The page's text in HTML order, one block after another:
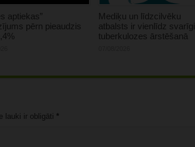
aptiekas”
pērn pieaudzis
Mediķu un līdzcilvēku
atbalsts ir vienlīdz svarīgi
tuberkulozes ārstēšanā
lauki ir obligāti *